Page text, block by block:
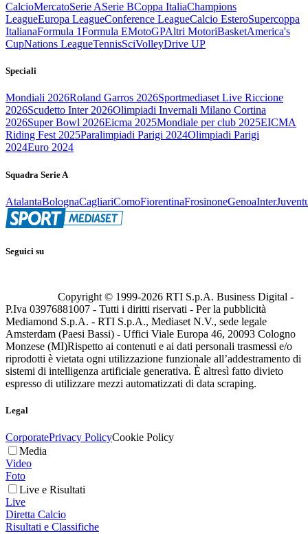
CalcioMercatoSerie ASerie BCoppa ItaliaChampions
LeagueEuropa LeagueConference LeagueCalcio EsteroSupercoppa
ItalianaFormula 1Formula EMotoGPAltri MotoriBasketAmerica's
CupNations LeagueTennisSciVolleyDrive UP
Speciali
Mondiali 2026Roland Garros 2026Sportmediaset Live Riccione
2026Scudetto Inter 2026Olimpiadi Invernali Milano Cortina
2026Super Bowl 2026Eicma 2025Mondiale per club 2025EICMA
Riding Fest 2025Paralimpiadi Parigi 2024Olimpiadi Parigi
2024Euro 2024
Squadra Serie A
AtalantaBolognaCagliariComoFiorentinaFrosinoneGenoaInter
Seguici su
Copyright © 1999-2026 RTI S.p.A. Business Digital -
P.Iva 03976881007 - Tutti i diritti riservati - Per la pubblicità
Mediamond S.p.A. - RTI S.p.A., Mediaset N.V., sede legale
Amsterdam (Paesi Bassi) - Uffici Viale Europa 46, 20093 Cologno
Monzese (MI)Rispetto ai contenuti e ai dati personali trasmessi e/o
riprodotti è vietata ogni utilizzazione funzionale all’addestramento di
sistemi di intelligenza artificiale generativa. È altresì fatto divieto
espresso di utilizzare mezzi automatizzati di data scraping.
Legal
CorporatePrivacy PolicyCookie Policy
Media
Video
Foto
Live e Risultati
Live
Diretta Calcio
Risultati e Classifiche